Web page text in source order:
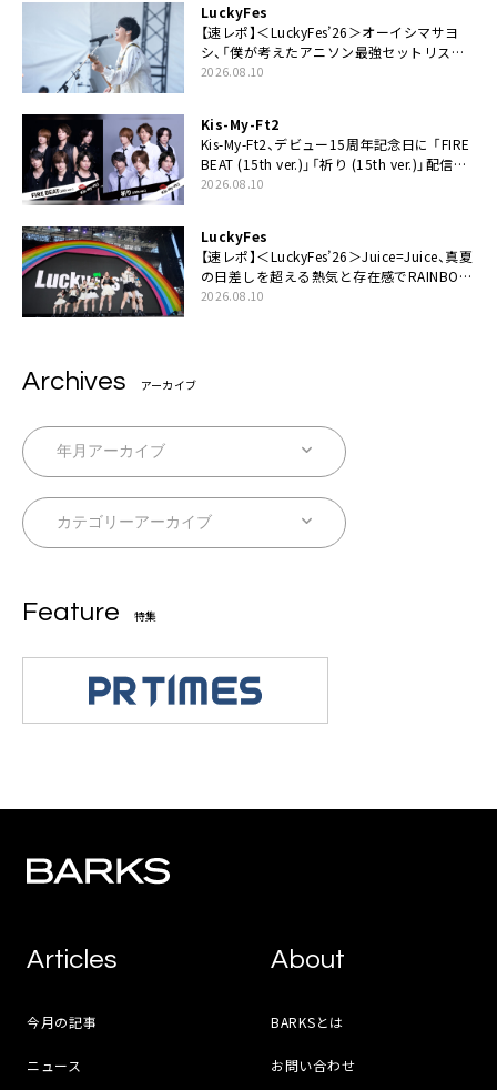
LuckyFes
【速レポ】＜LuckyFes’26＞オーイシマサヨ
シ、「僕が考えたアニソン最強セットリスト
で臨みます！」
2026.08.10
Kis-My-Ft2
Kis-My-Ft2、デビュー15周年記念日に 「FIRE
BEAT (15th ver.)」「祈り (15th ver.)」配信ス
タート
2026.08.10
LuckyFes
【速レポ】＜LuckyFes’26＞Juice=Juice、真夏
の日差しを超える熱気と存在感でRAINBOW
STAGE席巻
2026.08.10
Archives アーカイブ
Feature 特集
Articles
今月の記事
ニュース
About
BARKSとは
お問い合わせ